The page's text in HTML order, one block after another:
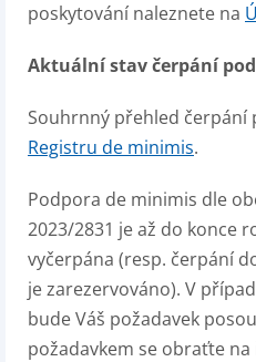
poskytování naleznete na
Aktuální stav čerpání
Souhrnný přehled
Registru de minimis.
Podpora de minimis dle
2023/2831 je až do konce
vyčerpána (resp. čerpání
je zarezervováno). V
bude Váš požadavek
požadavkem se obraťte na